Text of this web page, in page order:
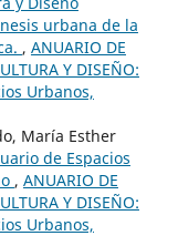
urbana de la
, ANUARIO DE
Y DISEÑO:
Urbanos,
María Esther
de Espacios
, ANUARIO DE
Y DISEÑO:
Urbanos,